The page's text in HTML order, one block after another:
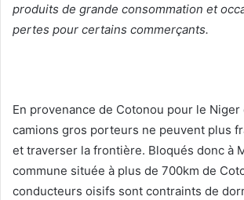
produits de grande consommation et
pertes pour certains commerçants.
En provenance de Cotonou pour le
camions gros porteurs ne peuvent plus
et traverser la frontière. Bloqués donc à
commune située à plus de 700km de
conducteurs oisifs sont contraints de